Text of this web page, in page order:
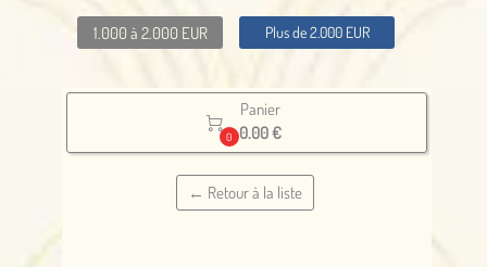
1.000 à 2.000 EUR Plus de 2.000 EUR

0
Panier
0.00 €
← Retour à la liste